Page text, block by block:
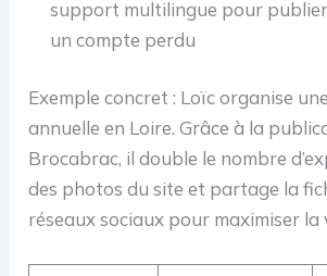
support multilingue pour
un compte perdu
Exemple concret : Loïc organise
annuelle en Loire. Grâce à la
Brocabrac, il double le nombre
des photos du site et partage la
réseaux sociaux pour maximiser la